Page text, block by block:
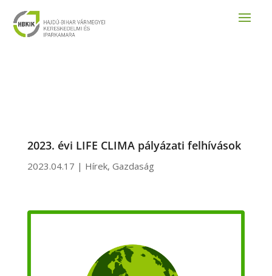
2023. évi LIFE CLIMA pályázati felhívások
2023.04.17 | Hírek, Gazdaság